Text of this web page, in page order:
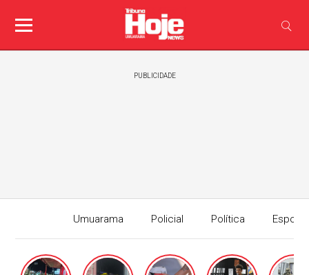
PUBLICIDADE
Umuarama Policial Política
Edição